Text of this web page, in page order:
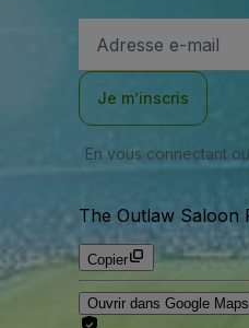
e-
Je m’inscris
En vous connectant
The Outlaw Saloon
Copier
Ouvrir dans Google Maps